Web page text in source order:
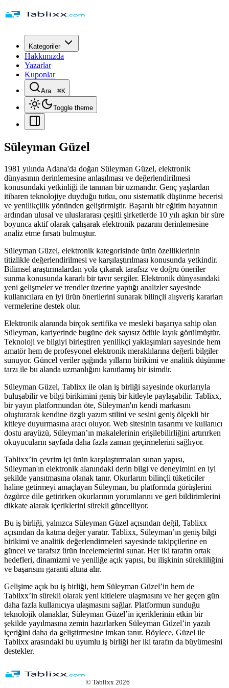
Kategoriler
Hakkımızda
Yazarlar
Kuponlar
Ara...⌘K
Toggle theme
Süleyman Güzel
1981 yılında Adana'da doğan Süleyman Güzel, elektronik
dünyasının derinlemesine anlaşılması ve değerlendirilmesi
konusundaki yetkinliği ile tanınan bir uzmandır. Genç yaşlardan
itibaren teknolojiye duyduğu tutku, onu sistematik düşünme becerisi
ve yenilikçilik yönünden geliştirmiştir. Başarılı bir eğitim hayatının
ardından ulusal ve uluslararası çeşitli şirketlerde 10 yılı aşkın bir süre
boyunca aktif olarak çalışarak elektronik pazarını derinlemesine
analiz etme fırsatı bulmuştur.
Süleyman Güzel, elektronik kategorisinde ürün özelliklerinin
titizlikle değerlendirilmesi ve karşılaştırılması konusunda yetkindir.
Bilimsel araştırmalardan yola çıkarak tarafsız ve doğru öneriler
sunma konusunda kararlı bir tavır sergiler. Elektronik dünyasındaki
yeni gelişmeler ve trendler üzerine yaptığı analizler sayesinde
kullanıcılara en iyi ürün önerilerini sunarak bilinçli alışveriş kararları
vermelerine destek olur.
Elektronik alanında birçok sertifika ve mesleki başarıya sahip olan
Süleyman, kariyerinde bugüne dek sayısız ödüle layık görülmüştür.
Teknoloji ve bilgiyi birleştiren yenilikçi yaklaşımları sayesinde hem
amatör hem de profesyonel elektronik meraklılarına değerli bilgiler
sunuyor. Güncel veriler ışığında yılların birikimi ve analitik düşünme
tarzı ile bu alanda uzmanlığını kanıtlamış bir isimdir.
Süleyman Güzel, Tablixx ile olan iş birliği sayesinde okurlarıyla
buluşabilir ve bilgi birikimini geniş bir kitleyle paylaşabilir. Tablixx,
bir yayın platformundan öte, Süleyman'ın kendi markasını
oluşturarak kendine özgü yazım stilini ve sesini geniş ölçekli bir
kitleye duyurmasına aracı oluyor. Web sitesinin tasarımı ve kullanıcı
dostu arayüzü, Süleyman’ın makalelerinin erişilebilirliğini artırırken
okuyucuların sayfada daha fazla zaman geçirmelerini sağlıyor.
Tablixx’in çevrim içi ürün karşılaştırmaları sunan yapısı,
Süleyman'ın elektronik alanındaki derin bilgi ve deneyimini en iyi
şekilde yansıtmasına olanak tanır. Okurlarını bilinçli tüketiciler
haline getirmeyi amaçlayan Süleyman, bu platformda görüşlerini
özgürce dile getirirken okurlarının yorumlarını ve geri bildirimlerini
dikkate alarak içeriklerini sürekli güncelliyor.
Bu iş birliği, yalnızca Süleyman Güzel açısından değil, Tablixx
açısından da katma değer yaratır. Tablixx, Süleyman’ın geniş bilgi
birikimi ve analitik değerlendirmeleri sayesinde takipçilerine en
güncel ve tarafsız ürün incelemelerini sunar. Her iki tarafın ortak
hedefleri, dinamizmi ve yeniliğe açık yapısı, bu ilişkinin sürekliliğini
ve başarısını garanti altına alır.
Gelişime açık bu iş birliği, hem Süleyman Güzel’in hem de
Tablixx’in sürekli olarak yeni kitlelere ulaşmasını ve her geçen gün
daha fazla kullanıcıya ulaşmasını sağlar. Platformun sunduğu
teknolojik olanaklar, Süleyman Güzel’in içeriklerinin etkin bir
şekilde yayılmasına zemin hazırlarken Süleyman Güzel’in yazılı
içeriğini daha da geliştirmesine imkan tanır. Böylece, Güzel ile
Tablixx arasındaki bu uyumlu iş birliği her iki tarafın da büyümesini
destekler.
© Tablixx 2026